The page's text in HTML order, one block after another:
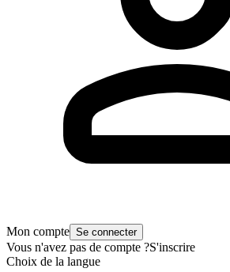
Mon compte Se connecter
Vous n'avez pas de compte ?S'inscrire
Choix de la langue